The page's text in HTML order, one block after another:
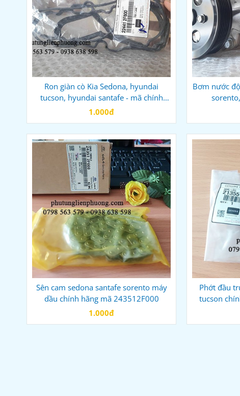
Ron giàn cò Kia Sedona, hyundai
tucson, hyundai santafe - mã chính
hãng 224412F600
1.000đ
Bơm nước
Sên cam sedona santafe sorento máy
dầu chính hãng mã 243512F000
1.000đ
Phớt đầu
tucson